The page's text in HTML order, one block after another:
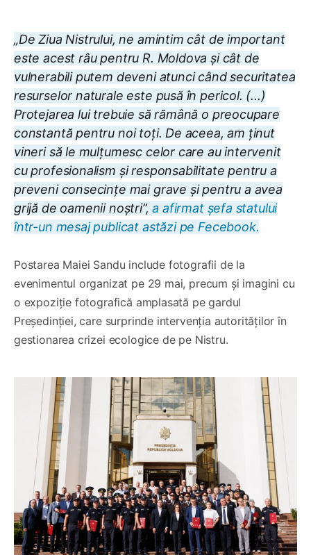
„De Ziua Nistrului, ne amintim cât de important
este acest râu pentru R. Moldova și cât de
vulnerabili putem deveni atunci când securitatea
resurselor naturale este pusă în pericol. (...)
Protejarea lui trebuie să rămână o preocupare
constantă pentru noi toți. De aceea, am ținut
vineri să le mulțumesc celor care au intervenit
cu profesionalism și responsabilitate pentru a
preveni consecințe mai grave și pentru a avea
grijă de oamenii noștri”,a afirmat șefa statului
într-un mesaj publicat astăzi pe Fecebook.
Postarea Maiei Sandu include fotografii de la
evenimentul organizat pe 29 mai, precum și imagini cu
o expoziție fotografică amplasată pe gardul
Președinției, care surprinde intervenția autorităților în
gestionarea crizei ecologice de pe Nistru.